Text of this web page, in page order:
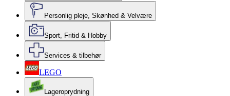
Personlig pleje, Skønhed & Velvære
Sport, Fritid & Hobby
Services & tilbehør
LEGO
Lageroprydning